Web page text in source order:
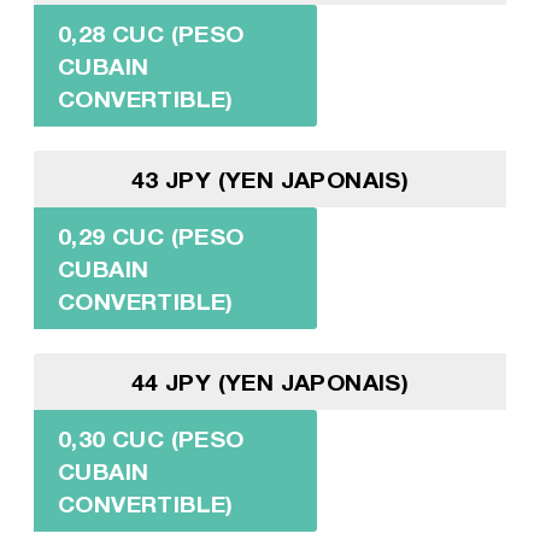
0,28 CUC (PESO
CUBAIN
CONVERTIBLE)
43 JPY (YEN JAPONAIS)
0,29 CUC (PESO
CUBAIN
CONVERTIBLE)
44 JPY (YEN JAPONAIS)
0,30 CUC (PESO
CUBAIN
CONVERTIBLE)